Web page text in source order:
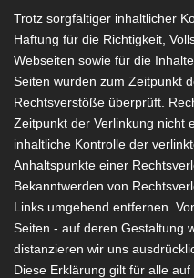
Trotz sorgfältiger inhaltlicher
Haftung für die Richtigkeit,
Webseiten sowie für die
Seiten wurden zum Zeitpunkt
Rechtsverstöße überprüft.
Zeitpunkt der Verlinkung nicht
inhaltliche Kontrolle der
Anhaltspunkte einer
Bekanntwerden von
Links umgehend entfernen.
Seiten - auf deren Gestaltung
distanzieren wir uns
Diese Erklärung gilt für alle